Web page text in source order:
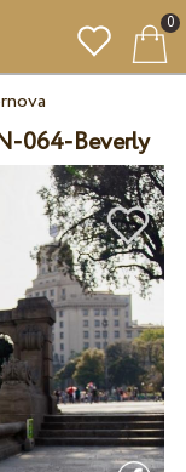
0
064-Beverly